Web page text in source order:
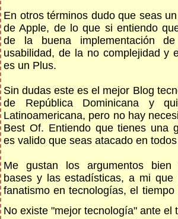
En otros términos dudo que seas
de Apple, de lo que si entiendo
de la buena implementación
usabilidad, de la no complejidad y
es un Plus.
Sin dudas este es el mejor Blog
de República Dominicana y
Latinoamericana, pero no hay
Best Of. Entiendo que tienes una
es valido que seas atacado en
Me gustan los argumentos bien
bases y las estadísticas, a mi
fanatismo en tecnologías, el tiempo
No existe "mejor tecnología" ante el